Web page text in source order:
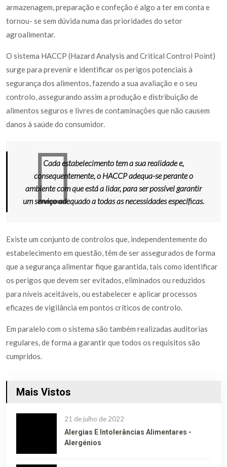
armazenagem, preparação e confeção é algo a ter em conta e
tornou- se sem dúvida numa das prioridades do setor
agroalimentar.
O sistema HACCP (Hazard Analysis and Critical Control Point)
surge para prevenir e identificar os perigos potenciais à
segurança dos alimentos, fazendo a sua avaliação e o seu
controlo, assegurando assim a produção e distribuição de
alimentos seguros e livres de contaminações que não causem
danos à saúde do consumidor.
Cada estabelecimento tem a sua realidade e,
consequentemente, o HACCP adequa-se perante o
ambiente com que está a lidar, para ser possível garantir
um serviço adequado a todas as necessidades específicas.
Existe um conjunto de controlos que, independentemente do
estabelecimento em questão, têm de ser assegurados de forma
que a segurança alimentar fique garantida, tais como identificar
os perigos que devem ser evitados, eliminados ou reduzidos
para níveis aceitáveis, ou estabelecer e aplicar processos
eficazes de vigilância em pontos críticos de controlo.
Em paralelo com o sistema são também realizadas auditorias
regulares, de forma a garantir que todos os requisitos são
cumpridos.
Mais Vistos
21 de julho de 2022
Alergias E Intolerâncias Alimentares -
Alergénios